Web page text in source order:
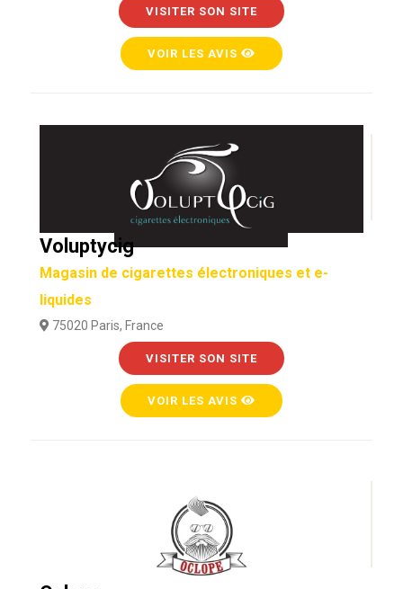
VISITER SON SITE
VOIR LES AVIS
Voluptycig
Magasin de cigarettes électroniques et e-
liquides
75020 Paris, France
VISITER SON SITE
VOIR LES AVIS